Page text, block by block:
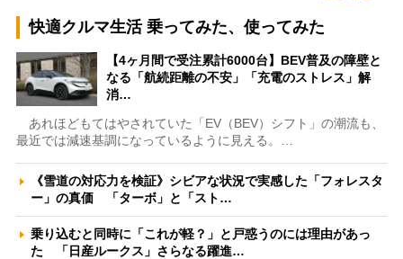
快適クルマ生活 乗ってみた、使ってみた
【4ヶ月間で受注累計6000台】BEV普及の障壁と
なる「航続距離の不安」「充電のストレス」解
消…
あれほどもてはやされていた「EV（BEV）シフト」の潮流も、
最近では減速基調になっているように見える。…
《雪道の対応力を検証》シビアな状況で実感した「フォレスタ
ー」の真価 「ターボ」と「スト…
乗り込むと同時に「これが軽？」と戸惑うのには理由があっ
た 「日産ルークス」さらなる躍進…